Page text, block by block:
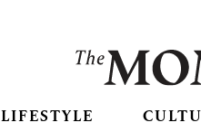
LIFESTYLE